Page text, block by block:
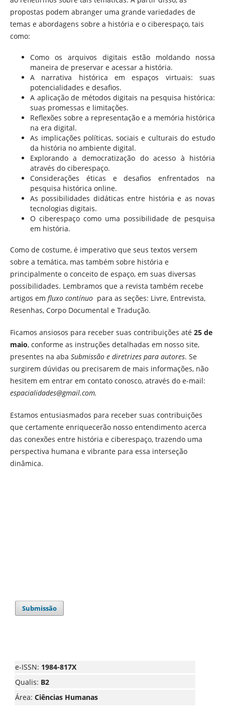
propostas podem abranger uma grande variedades de
temas e abordagens sobre a história e o ciberespaço, tais
como:
Como os arquivos digitais estão moldando nossa
maneira de preservar e acessar a história.
A narrativa histórica em espaços virtuais: suas
potencialidades e desafios.
A aplicação de métodos digitais na pesquisa histórica:
suas promessas e limitações.
Reflexões sobre a representação e a memória histórica
na era digital.
As implicações políticas, sociais e culturais do estudo
da história no ambiente digital.
Explorando a democratização do acesso à história
através do ciberespaço.
Considerações éticas e desafios enfrentados na
pesquisa histórica online.
As possibilidades didáticas entre história e as novas
tecnologias digitais.
O ciberespaço como uma possibilidade de pesquisa
em história.
Como de costume, é imperativo que seus textos versem
sobre a temática, mas também sobre história e
principalmente o conceito de espaço, em suas diversas
possibilidades. Lembramos que a revista também recebe
artigos em fluxo contínuo para as seções: Livre, Entrevista,
Resenhas, Corpo Documental e Tradução.
Ficamos ansiosos para receber suas contribuições até 25 de
maio, conforme as instruções detalhadas em nosso site,
presentes na aba Submissão e diretrizes para autores. Se
surgirem dúvidas ou precisarem de mais informações, não
hesitem em entrar em contato conosco, através do e-mail:
espacialidades@gmail.com.
Estamos entusiasmados para receber suas contribuições
que certamente enriquecerão nosso entendimento acerca
das conexões entre história e ciberespaço, trazendo uma
perspectiva humana e vibrante para essa interseção
dinâmica.
Submissão
e-ISSN: 1984-817X
Qualis: B2
Área: Ciências Humanas